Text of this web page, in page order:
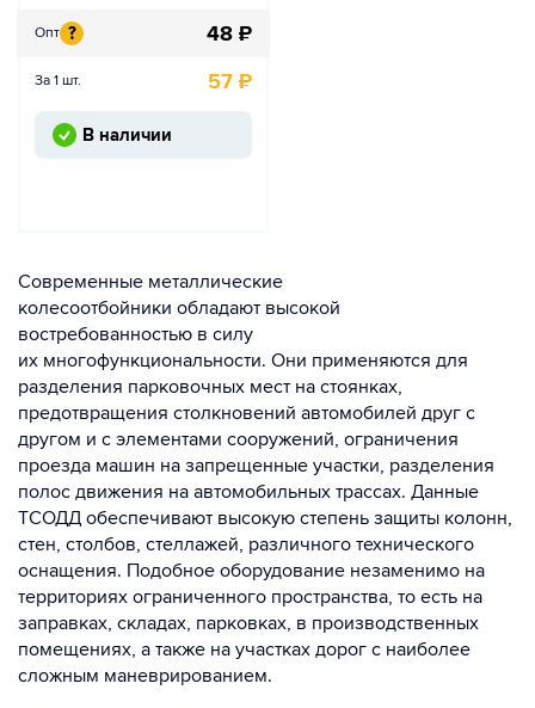
Опт ? 48 ₽
За 1 шт. 57 ₽
В наличии
Современные металлические
колесоотбойники обладают высокой
востребованностью в силу
их многофункциональности. Они применяются для
разделения парковочных мест на стоянках,
предотвращения столкновений автомобилей друг с
другом и с элементами сооружений, ограничения
проезда машин на запрещенные участки, разделения
полос движения на автомобильных трассах. Данные
ТСОДД обеспечивают высокую степень защиты колонн,
стен, столбов, стеллажей, различного технического
оснащения. Подобное оборудование незаменимо на
территориях ограниченного пространства, то есть на
заправках, складах, парковках, в производственных
помещениях, а также на участках дорог с наиболее
сложным маневрированием.